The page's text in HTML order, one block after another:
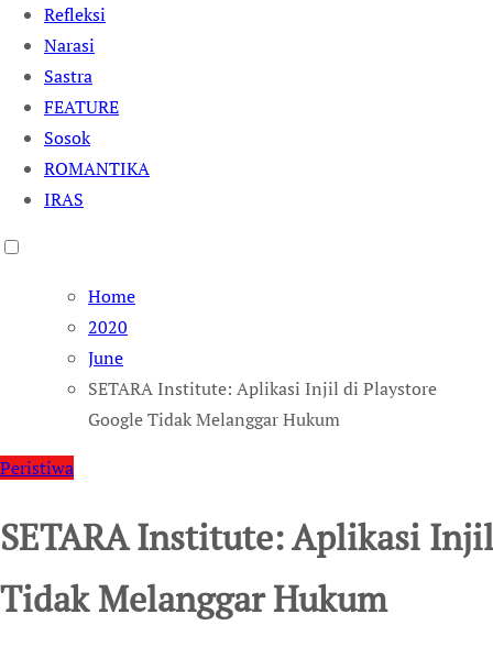
Refleksi
Narasi
Sastra
FEATURE
Sosok
ROMANTIKA
IRAS
Home
2020
June
SETARA Institute: Aplikasi Injil di Playstore
Google Tidak Melanggar Hukum
Peristiwa
SETARA Institute: Aplikasi
Tidak Melanggar Hukum